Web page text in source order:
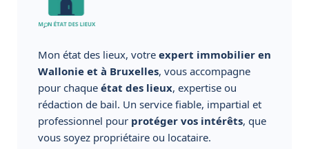
Mon état des lieux, votre expert immobilier en
Wallonie et à Bruxelles, vous accompagne
pour chaque état des lieux, expertise ou
rédaction de bail. Un service fiable, impartial et
professionnel pour protéger vos intérêts, que
vous soyez propriétaire ou locataire.